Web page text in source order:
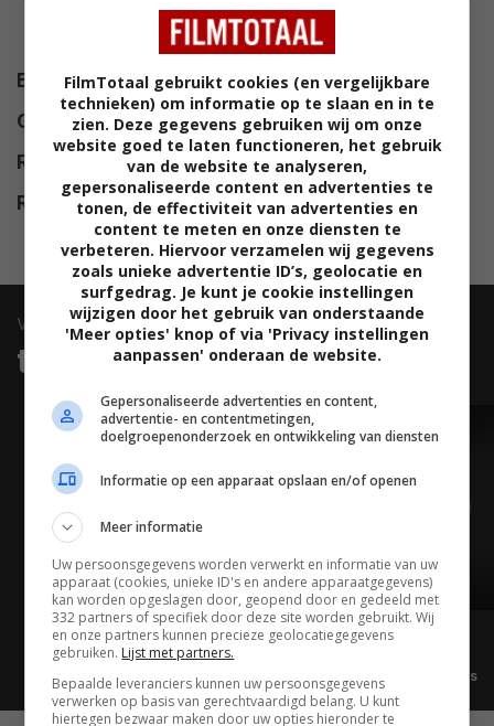
Game,Martha Higareda
Shaheed Sloan.
Budget
$ 20.000.000
Opbrengst
$ 65.569.869
Release
10.04.2008
Release DVD
16.12.2008
video
trailers & clips
01:28
TRAILER
Alle video's
FilmTotaal gebruikt cookies (en vergelijkbare
technieken) om informatie op te slaan en in te
zien. Deze gegevens gebruiken wij om onze
website goed te laten functioneren, het gebruik
van de website te analyseren,
gepersonaliseerde content en advertenties te
tonen, de effectiviteit van advertenties en
content te meten en onze diensten te
verbeteren. Hiervoor verzamelen wij gegevens
zoals unieke advertentie ID’s, geolocatie en
surfgedrag. Je kunt je cookie instellingen
wijzigen door het gebruik van onderstaande
'Meer opties' knop of via 'Privacy instellingen
aanpassen' onderaan de website.
Gepersonaliseerde advertenties en content,
advertentie- en contentmetingen,
doelgroepenonderzoek en ontwikkeling van diensten
Informatie op een apparaat opslaan en/of openen
Meer informatie
Uw persoonsgegevens worden verwerkt en informatie van uw
apparaat (cookies, unieke ID's en andere apparaatgegevens)
kan worden opgeslagen door, geopend door en gedeeld met
332 partners of specifiek door deze site worden gebruikt. Wij
en onze partners kunnen precieze geolocatiegegevens
gebruiken. Lijst met partners.
Bepaalde leveranciers kunnen uw persoonsgegevens
verwerken op basis van gerechtvaardigd belang. U kunt
hiertegen bezwaar maken door uw opties hieronder te